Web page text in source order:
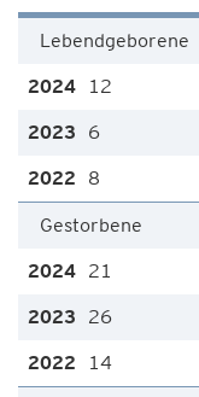
Lebendgeborene
12
6
8
Gestorbene
21
26
14